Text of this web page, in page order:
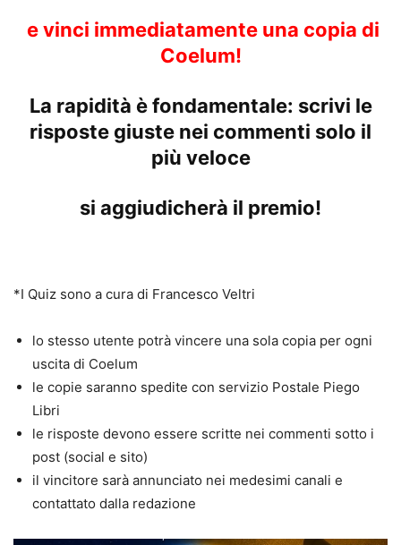
e vinci immediatamente una copia di
Coelum!
La rapidità è fondamentale: scrivi le
risposte giuste nei commenti solo il
più veloce
si aggiudicherà il premio!
*I Quiz sono a cura di Francesco Veltri
lo stesso utente potrà vincere una sola copia per ogni
uscita di Coelum
le copie saranno spedite con servizio Postale Piego
Libri
le risposte devono essere scritte nei commenti sotto i
post (social e sito)
il vincitore sarà annunciato nei medesimi canali e
contattato dalla redazione